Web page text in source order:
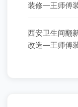
装修—王师傅
西安卫生间翻
改造—王师傅